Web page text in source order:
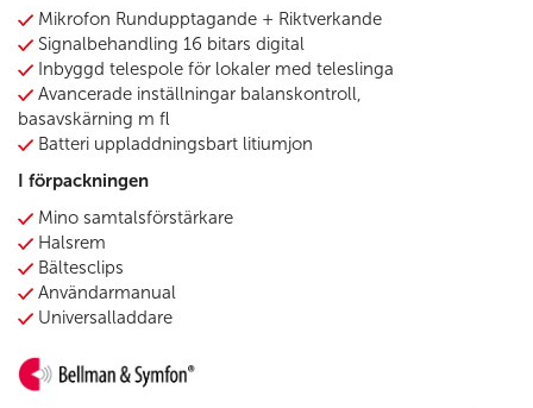
Mikrofon Rundupptagande + Riktverkande
Signalbehandling 16 bitars digital
Inbyggd telespole för lokaler med teleslinga
Avancerade inställningar balanskontroll,
basavskärning m fl
Batteri uppladdningsbart litiumjon
I förpackningen
Mino samtalsförstärkare
Halsrem
Bältesclips
Användarmanual
Universalladdare